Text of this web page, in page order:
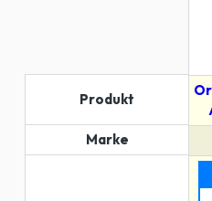
Produkt
Marke